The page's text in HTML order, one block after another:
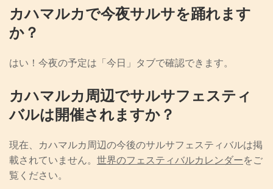
カハマルカで今夜サルサを踊れます
か？
はい！今夜の予定は「今日」タブで確認できます。
カハマルカ周辺でサルサフェスティ
バルは開催されますか？
現在、カハマルカ周辺の今後のサルサフェスティバルは掲
載されていません。 世界のフェスティバルカレンダーをご
覧ください。